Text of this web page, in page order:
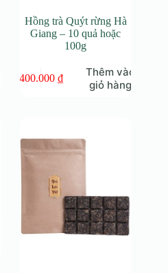
Hồng trà Quýt rừng Hà
Giang – 10 quả hoặc
100g
400.000 ₫
Thêm vào
giỏ hàng